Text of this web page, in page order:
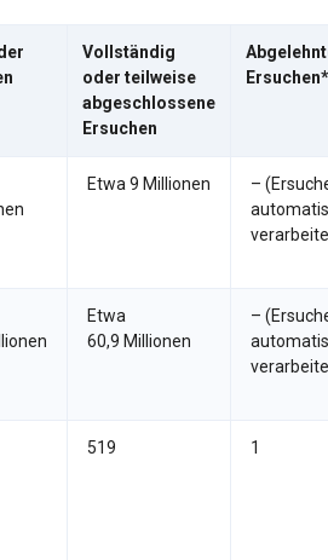
Vollständig
oder teilweise
abgeschlossene
Ersuchen
Etwa 9 Millionen
–
Etwa
60,9 Millionen
–
519 1